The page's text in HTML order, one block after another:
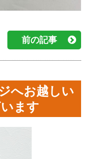
前の記事
へお越しい
ます